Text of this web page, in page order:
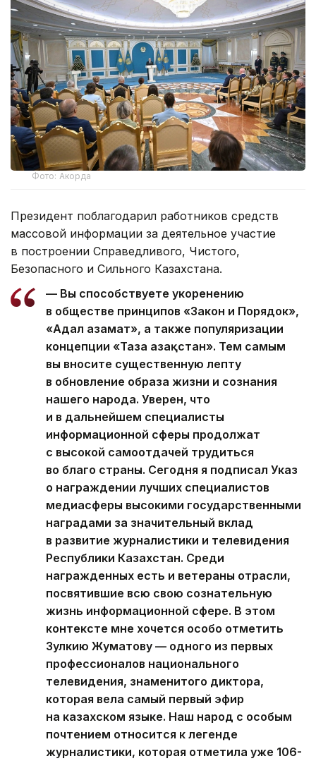
Фото: Акорда
Президент поблагодарил работников средств
массовой информации за деятельное участие
в построении Справедливого, Чистого,
Безопасного и Сильного Казахстана.
— Вы способствуете укоренению
в обществе принципов «Закон и Порядок»,
«Адал азамат», а также популяризации
концепции «Таза Қазақстан». Тем самым
вы вносите существенную лепту
в обновление образа жизни и сознания
нашего народа. Уверен, что
и в дальнейшем специалисты
информационной сферы продолжат
с высокой самоотдачей трудиться
во благо страны. Сегодня я подписал Указ
о награждении лучших специалистов
медиасферы высокими государственными
наградами за значительный вклад
в развитие журналистики и телевидения
Республики Казахстан. Среди
награжденных есть и ветераны отрасли,
посвятившие всю свою сознательную
жизнь информационной сфере. В этом
контексте мне хочется особо отметить
Зулкию Жуматову — одного из первых
профессионалов национального
телевидения, знаменитого диктора,
которая вела самый первый эфир
на казахском языке. Наш народ с особым
почтением относится к легенде
журналистики, которая отметила уже 106-